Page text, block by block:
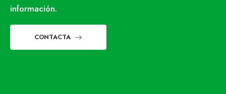
información.
CONTACTA